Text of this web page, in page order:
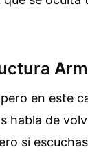
en este
habla de
si